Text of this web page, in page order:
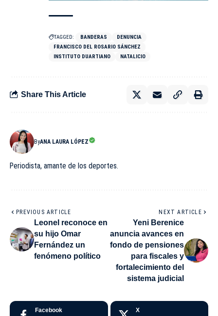
TAGGED: BANDERAS
DENUNCIA
FRANCISCO DEL ROSARIO SÁNCHEZ
INSTITUTO DUARTIANO
NATALICIO
Share This Article
ByANA LAURA LÓPEZ
Periodista, amante de los deportes.
PREVIOUS ARTICLE
Leonel reconoce en
su hijo Omar
Fernández un
fenómeno político
NEXT ARTICLE
Yeni Berenice
anuncia avances en
fondo de pensiones
para fiscales y
fortalecimiento del
sistema judicial
Facebook X